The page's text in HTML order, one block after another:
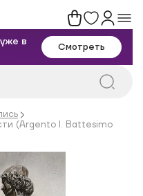
в
Смотреть
(Argento I. Battesimo